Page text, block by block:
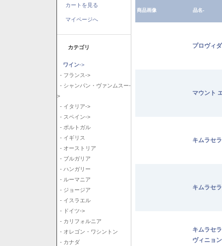
カートを見る
マイページへ
カテゴリ
ワイン->
- フランス->
- シャンパン・ヴァンムスー-
>
- イタリア->
- スペイン->
- ポルトガル
- イギリス
- オーストリア
- ブルガリア
- ハンガリー
- ルーマニア
- ジョージア
- イスラエル
- ドイツ->
- カリフォルニア
- オレゴン・ワシントン
- カナダ
商品画像 品名-
プロヴィ
マウント
キムラセ
キムラセ
キムラセ
ヴィニョ